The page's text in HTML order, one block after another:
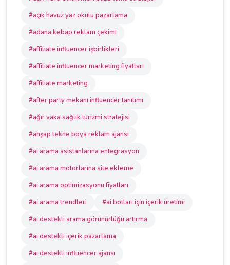
#açık havuz yaz okulu pazarlama
#adana kebap reklam çekimi
#affiliate influencer işbirlikleri
#affiliate influencer marketing fiyatları
#affiliate marketing
#after party mekanı influencer tanıtımı
#ağır vaka sağlık turizmi stratejisi
#ahşap tekne boya reklam ajansı
#ai arama asistanlarına entegrasyon
#ai arama motorlarına site ekleme
#ai arama optimizasyonu fiyatları
#ai arama trendleri
#ai botları için içerik üretimi
#ai destekli arama görünürlüğü artırma
#ai destekli içerik pazarlama
#ai destekli influencer ajansı